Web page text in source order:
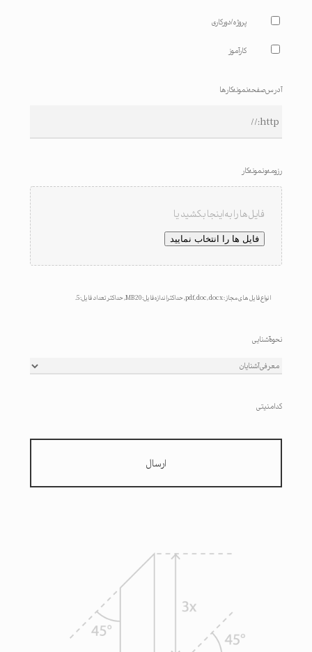
پروژه / دورکاری
کارآموز
آدرس صفحه نمونه کارها
رزومه و نمونه کار
فایل ها را به اینجا بکشید یا
فایل ها را انتخاب نمایید
انواع فایل های مجاز : pdf, doc, docx, حداکثر اندازه فایل: 20 MB, حداکثر تعداد فایل: 5.
نحوه آشنایی
کد امنیتی